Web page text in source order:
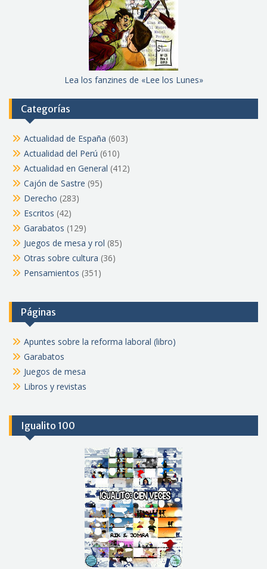
Lea los fanzines de «Lee los Lunes»
Categorías
Actualidad de España (603)
Actualidad del Perú (610)
Actualidad en General (412)
Cajón de Sastre (95)
Derecho (283)
Escritos (42)
Garabatos (129)
Juegos de mesa y rol (85)
Otras sobre cultura (36)
Pensamientos (351)
Páginas
Apuntes sobre la reforma laboral (libro)
Garabatos
Juegos de mesa
Libros y revistas
Igualito 100